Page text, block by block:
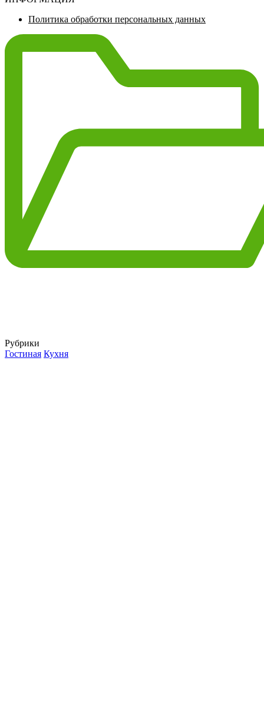
Политика обработки персональных данных
Рубрики
Гостиная Кухня